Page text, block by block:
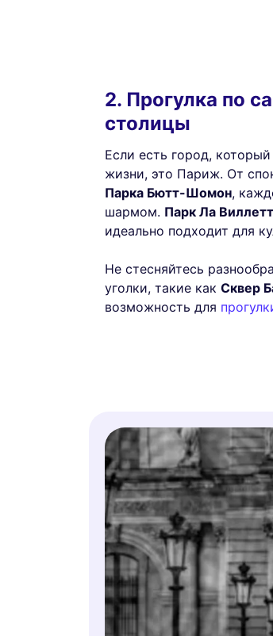
2. Прогулка по
столицы
Если есть город,
жизни, это Париж. От
Парка Бютт-Шомон,
шармом. Парк Ла Виллетт
идеально подходит для
Не стесняйтесь
уголки, такие как Сквер
возможность для